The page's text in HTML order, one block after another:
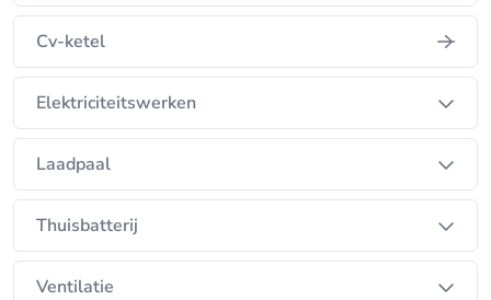
Cv-ketel
Elektriciteitswerken
Laadpaal
Thuisbatterij
Ventilatie